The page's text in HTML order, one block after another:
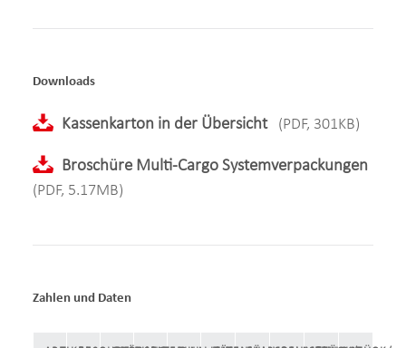
Downloads
Kassenkarton in der Übersicht (PDF, 301KB)
Broschüre Multi-Cargo Systemverpackungen
(PDF, 5.17MB)
Zahlen und Daten